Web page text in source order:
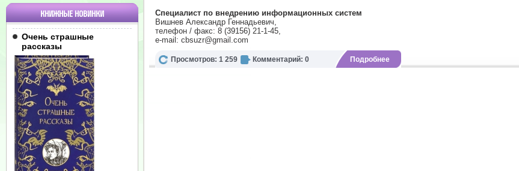
КНИЖНЫЕ НОВИНКИ
Очень страшные
рассказы
Специалист по внедрению информационных систем
Вишнев Александр Геннадьевич,
телефон / факс: 8 (39156) 21-1-45,
e-mail: cbsuzr@gmail.com
Просмотров: 1 259 Комментарий: 0 Подробнее